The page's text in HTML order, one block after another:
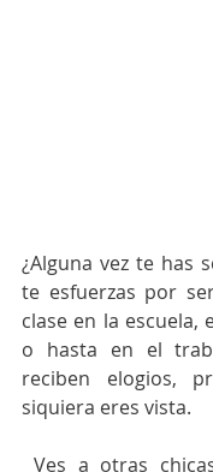
¿Alguna vez te has
te esfuerzas por
clase en la escuela,
o hasta en el
reciben elogios,
siquiera eres vista.